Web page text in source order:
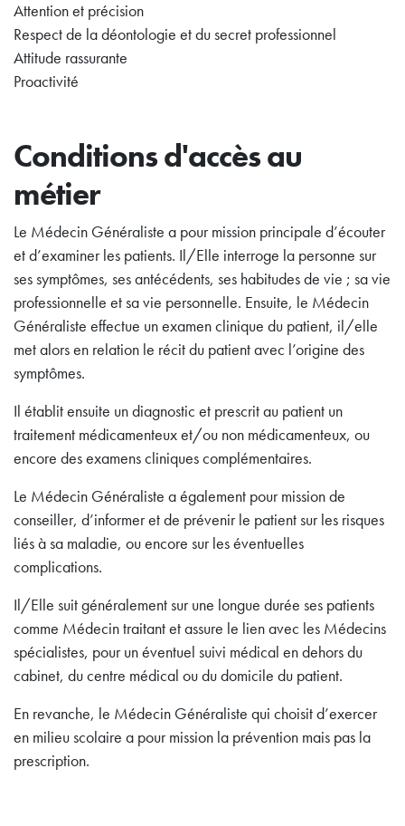
Attention et précision
Respect de la déontologie et du secret professionnel
Attitude rassurante
Proactivité
Conditions d'accès au
métier
Le Médecin Généraliste a pour mission principale d’écouter
et d’examiner les patients. Il/Elle interroge la personne sur
ses symptômes, ses antécédents, ses habitudes de vie ; sa vie
professionnelle et sa vie personnelle. Ensuite, le Médecin
Généraliste effectue un examen clinique du patient, il/elle
met alors en relation le récit du patient avec l’origine des
symptômes.
Il établit ensuite un diagnostic et prescrit au patient un
traitement médicamenteux et/ou non médicamenteux, ou
encore des examens cliniques complémentaires.
Le Médecin Généraliste a également pour mission de
conseiller, d’informer et de prévenir le patient sur les risques
liés à sa maladie, ou encore sur les éventuelles
complications.
Il/Elle suit généralement sur une longue durée ses patients
comme Médecin traitant et assure le lien avec les Médecins
spécialistes, pour un éventuel suivi médical en dehors du
cabinet, du centre médical ou du domicile du patient.
En revanche, le Médecin Généraliste qui choisit d’exercer
en milieu scolaire a pour mission la prévention mais pas la
prescription.